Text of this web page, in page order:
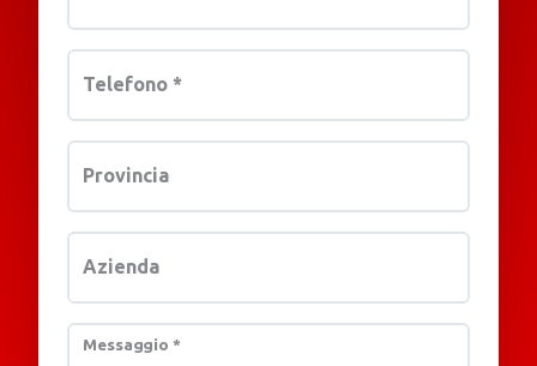
Telefono *
Provincia
Azienda
Messaggio *